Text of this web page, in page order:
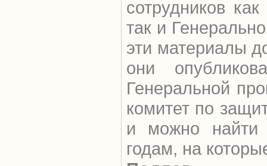
сотрудников
так и
эти материалы
они
Генеральной
комитет по
и можно
годам, на